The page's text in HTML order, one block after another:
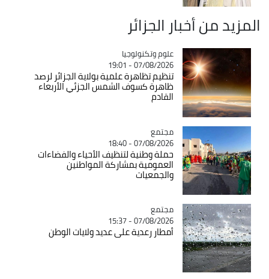
المزيد من أخبار الجزائر
Catégorie
علوم وتكنولوجيا
07/08/2026 - 19:01
تنظيم تظاهرة علمية بولاية الجزائر لرصد
ظاهرة كسوف الشمس الجزئي الأربعاء
القادم
Catégorie
مجتمع
07/08/2026 - 18:40
حملة وطنية لتنظيف الأحياء والفضاءات
العمومية بمشاركة المواطنين
والجمعيات
Catégorie
مجتمع
07/08/2026 - 15:37
أمطار رعدية على عديد ولايات الوطن